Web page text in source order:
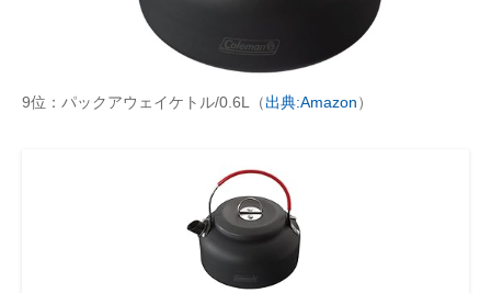
9位：パックアウェイケトル/0.6L（出典:Amazon）